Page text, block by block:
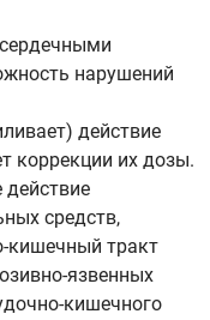
нарушений
действие
коррекции их дозы.
действие
средств,
кишечный тракт
язвенных
кишечного